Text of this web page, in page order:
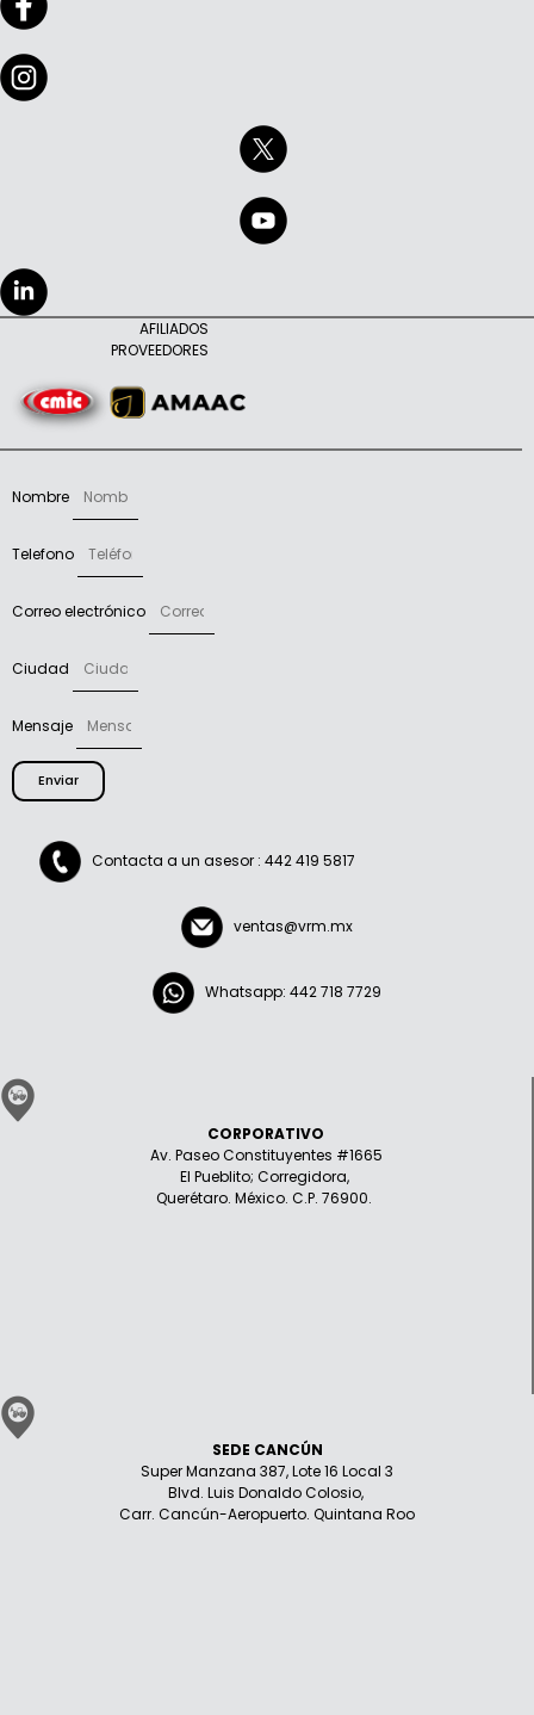
AFILIADOS
PROVEEDORES
Nombre
Telefono
Correo electrónico
Ciudad
Mensaje
Enviar
Contacta a un asesor : 442 419 5817
ventas@vrm.mx
Whatsapp: 442 718 7729
CORPORATIVO
Av. Paseo Constituyentes #1665
El Pueblito; Corregidora,
Querétaro. México. C.P. 76900.
SEDE CANCÚN
Super Manzana 387, Lote 16 Local 3
Blvd. Luis Donaldo Colosio,
Carr. Cancún-Aeropuerto. Quintana Roo